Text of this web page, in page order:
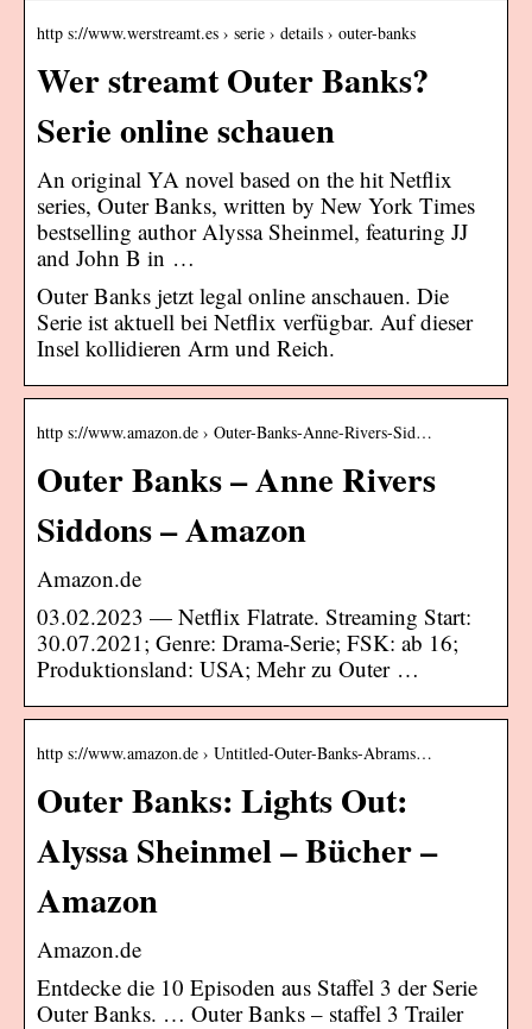
http s://www.werstreamt.es › serie › details › outer-banks
Wer streamt Outer Banks?
Serie online schauen
An original YA novel based on the hit Netflix
series, Outer Banks, written by New York Times
bestselling author Alyssa Sheinmel, featuring JJ
and John B in …
Outer Banks jetzt legal online anschauen. Die
Serie ist aktuell bei Netflix verfügbar. Auf dieser
Insel kollidieren Arm und Reich.
http s://www.amazon.de › Outer-Banks-Anne-Rivers-Sid…
Outer Banks – Anne Rivers
Siddons – Amazon
Amazon.de
03.02.2023 — Netflix Flatrate. Streaming Start:
30.07.2021; Genre: Drama-Serie; FSK: ab 16;
Produktionsland: USA; Mehr zu Outer …
http s://www.amazon.de › Untitled-Outer-Banks-Abrams…
Outer Banks: Lights Out:
Alyssa Sheinmel – Bücher –
Amazon
Amazon.de
Entdecke die 10 Episoden aus Staffel 3 der Serie
Outer Banks. … Outer Banks – staffel 3 Trailer